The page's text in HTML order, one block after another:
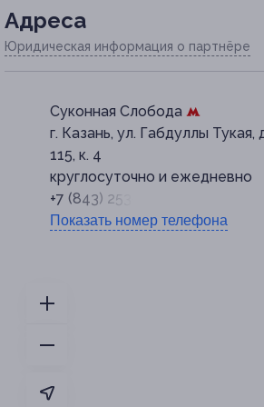
Адресa
Юридическая информация о партнёре
Суконная Слобода
г. Казань, ул. Габдуллы Тукая,
115, к. 4
круглосуточно и ежедневно
+7 (843) 253-62-65
Показать номер телефона